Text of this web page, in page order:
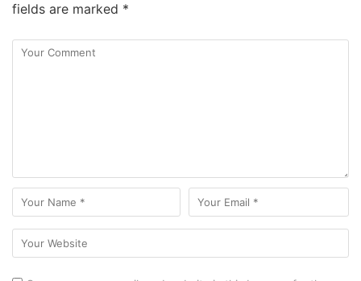
fields are marked *